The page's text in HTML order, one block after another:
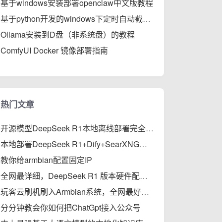
基于windows安装部署openclaw中文版教程
基于python开发的windows下定时自动截屏工具
Ollama安装到D盘（非系统盘）的教程
ComfyUI Docker 镜像部署指南
热门文章
开源模型DeepSeek R1本地离线部署完全指南
本地部署DeepSeek R1+Dify+SearXNG，支持私有知识库、智能体、联网搜索的保姆级教程
教你给armbian配置固定IP
全网最详细，DeepSeek R1 版本硬件配置与性能对比
玩客云刷机刷入Armbian系统，全网最好使教程
分分钟教会你如何把ChatGpt接入公众号